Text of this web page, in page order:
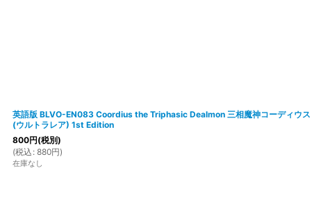
英語版 BLVO-EN083 Coordius the Triphasic Dealmon 三相魔神コーディウス
(ウルトラレア) 1st Edition
800円(税別)
(税込 : 880円)
在庫なし